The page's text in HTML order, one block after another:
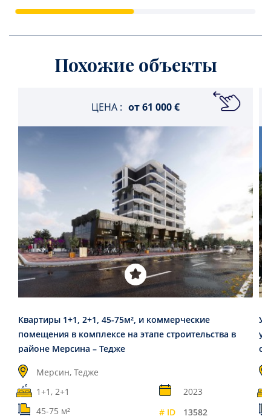
Похожие объекты
ЦЕНА : от61 000 €
Квартиры 1+1, 2+1, 45-75м², и коммерческие
помещения в комплексе на этапе строительства в
районе Мерсина – Тедже
Мерсин, Тедже
1+1, 2+1
2023
45-75 м²
# ID 13582
у